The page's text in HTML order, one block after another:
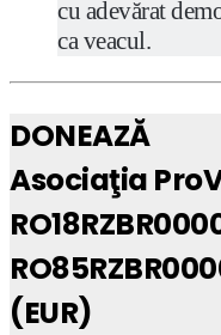
cu adevărat
ca veacul.
DONEAZĂ
Asociaţia
(EUR)